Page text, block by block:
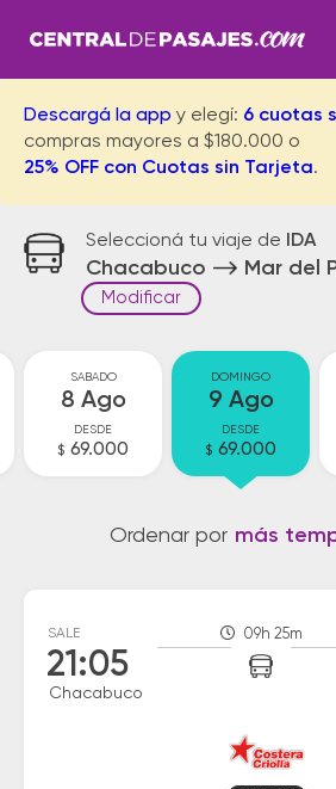
Descargá la app y elegí: 6 cuotas
compras mayores a $180.000 o
25% OFF con Cuotas sin Tarjeta.
Seleccioná tu viaje de IDA
Chacabuco Mar del
Modificar
SABADO
8 Ago
DESDE
$ 69.000
DOMINGO
9 Ago
DESDE
$ 69.000
Ordenar por más
SALE
21:05
Chacabuco
09h 25m